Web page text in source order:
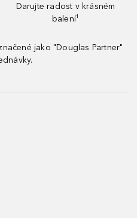
Darujte radost v krásném
balení¹
jako "Douglas Partner"